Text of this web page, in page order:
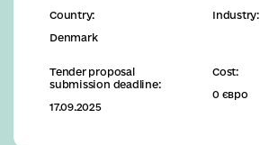
Country:
Denmark
Industry:
Tender proposal
submission deadline:
17.09.2025
Cost:
0 євро